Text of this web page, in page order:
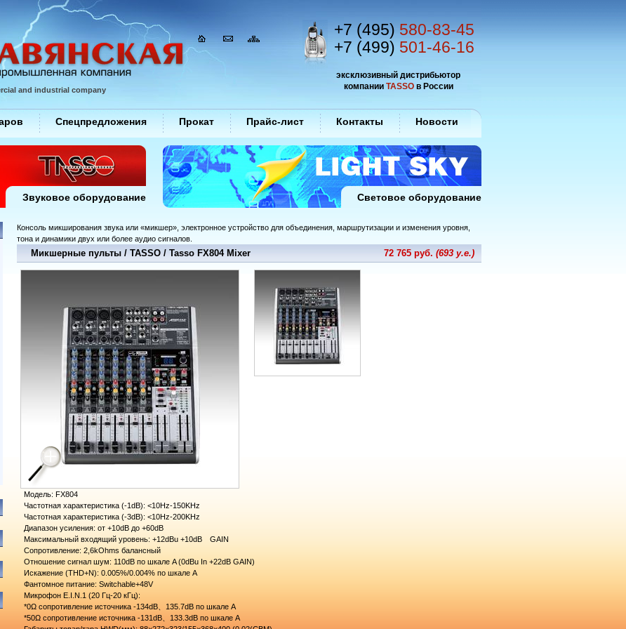
Консоль микширования звука или «микшер», электронное устройство для объединения, маршрутизации и изменения уровня,
тона и динамики двух или более аудио сигналов.
Микшерные пульты / TASSO / Tasso FX804 Mixer 72 765 руб. (693 у.е.)
Модель: FX804
Частотная характеристика (-1dB): <10Hz-150KHz
Частотная характеристика (-3dB): <10Hz-200KHz
Диапазон усиления: от +10dB до +60dB
Максимальный входящий уровень: +12dBu +10dB GAIN
Сопротивление: 2,6kOhms балансный
Отношение сигнал шум: 110dB по шкале A (0dBu In +22dB GAIN)
Искажение (THD+N): 0.005%/0.004% по шкале A
Фантомное питание: Switchable+48V
Микрофон E.I.N.1 (20 Гц-20 кГц):
*0Ω сопротивление источника -134dB、135.7dB по шкале A
*50Ω сопротивление источника -131dB、133.3dB по шкале A
and industrial company
эксклюзивный дистрибьютор
компании TASSOв России
+7 (495) 580-83-45
+7 (499) 501-46-16
Спецпредложения Прокат Прайс-лист Контакты Новости
Звуковое оборудование Световое оборудование